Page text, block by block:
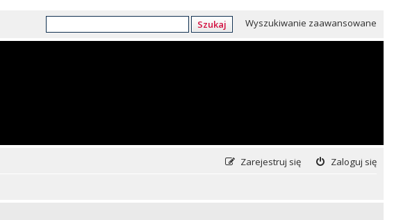
Szukaj Wyszukiwanie zaawansowane
Zaloguj się
Zarejestruj się